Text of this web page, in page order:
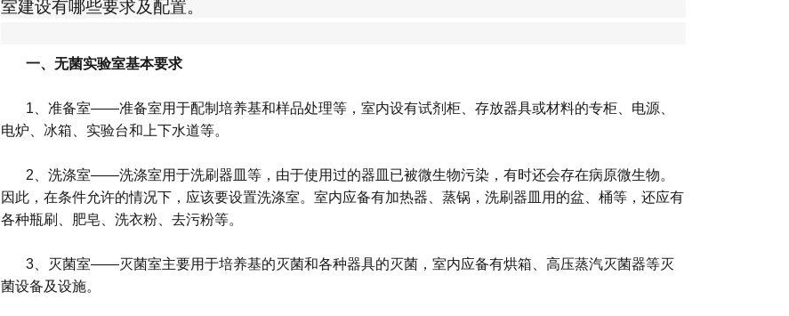
室建设有哪些要求及配置。
一、无菌实验室基本要求
1、准备室——准备室用于配制培养基和样品处理等，室内设有试剂柜、存放器具或材料的专柜、电源、
电炉、冰箱、实验台和上下水道等。
2、洗涤室——洗涤室用于洗刷器皿等，由于使用过的器皿已被微生物污染，有时还会存在病原微生物。
因此，在条件允许的情况下，应该要设置洗涤室。室内应备有加热器、蒸锅，洗刷器皿用的盆、桶等，还应有
各种瓶刷、肥皂、洗衣粉、去污粉等。
3、灭菌室——灭菌室主要用于培养基的灭菌和各种器具的灭菌，室内应备有烘箱、高压蒸汽灭菌器等灭
菌设备及设施。